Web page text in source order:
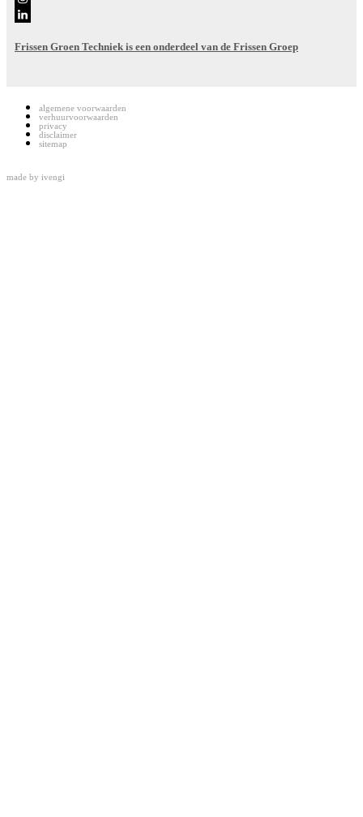
Frissen Groen Techniek is een onderdeel van de Frissen Groep
algemene voorwaarden
verhuurvoorwaarden
privacy
disclaimer
sitemap
made by ivengi